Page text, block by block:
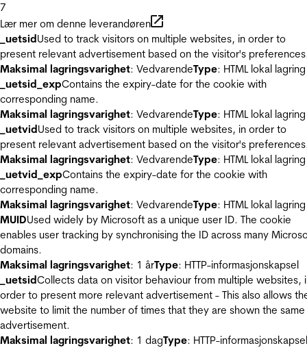
7
Lær mer om denne leverandøren
_uetsidUsed to track visitors on multiple websites, in order to
present relevant advertisement based on the visitor's
Maksimal lagringsvarighet: VedvarendeType: HTML lokal lagring
_uetsid_expContains the expiry-date for the cookie with
corresponding name.
Maksimal lagringsvarighet: VedvarendeType: HTML lokal lagring
_uetvidUsed to track visitors on multiple websites, in order to
present relevant advertisement based on the visitor's
Maksimal lagringsvarighet: VedvarendeType: HTML lokal lagring
_uetvid_expContains the expiry-date for the cookie with
corresponding name.
Maksimal lagringsvarighet: VedvarendeType: HTML lokal lagring
MUIDUsed widely by Microsoft as a unique user ID. The cookie
enables user tracking by synchronising the ID across many
domains.
Maksimal lagringsvarighet: 1 årType: HTTP-informasjonskapsel
_uetsidCollects data on visitor behaviour from multiple websites,
order to present more relevant advertisement - This also allows
website to limit the number of times that they are shown the same
advertisement.
Maksimal lagringsvarighet: 1 dagType: HTTP-informasjonskapsel